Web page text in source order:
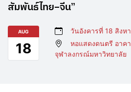
สัมพันธ์ไทย–จีน”
AUG
18
วันอังคารที่ 18 สิงห
หอแสดงดนตรี อาค
จุฬาลงกรณ์มหาวิทยาลัย